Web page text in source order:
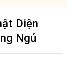
Diện
Ngủ